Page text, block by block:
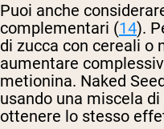
Puoi anche
complementari (14).
di zucca con cereali o
aumentare
metionina. Naked
usando una miscela
ottenere lo stesso